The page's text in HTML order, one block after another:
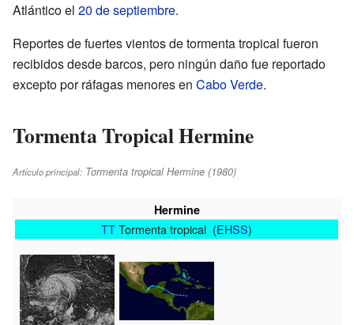
Atlántico el 20 de septiembre.
Reportes de fuertes vientos de tormenta tropical fueron
recibidos desde barcos, pero ningún daño fue reportado
excepto por ráfagas menores en Cabo Verde.
Tormenta Tropical Hermine
Artículo principal: Tormenta tropical Hermine (1980)
Hermine
TTTormenta tropical (EHSS)